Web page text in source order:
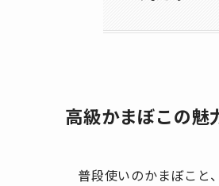
高級かまぼこの魅
普段使いのかまぼこと